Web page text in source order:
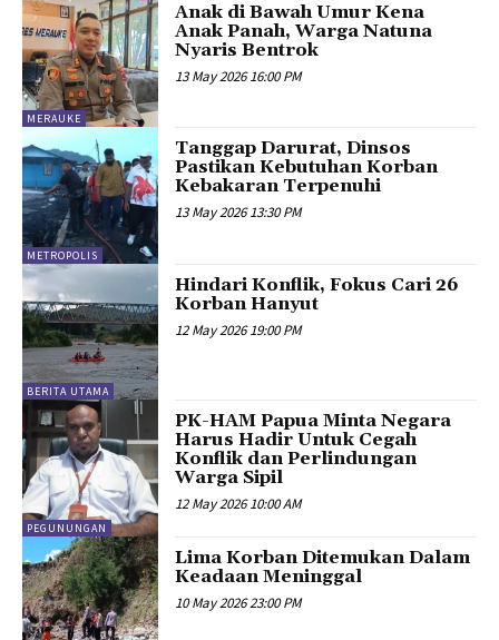
MERAUKE
Anak di Bawah Umur Kena
Anak Panah, Warga Natuna
Nyaris Bentrok
13 May 2026 16:00 PM
METROPOLIS
Tanggap Darurat, Dinsos
Pastikan Kebutuhan Korban
Kebakaran Terpenuhi
13 May 2026 13:30 PM
BERITA UTAMA
Hindari Konflik, Fokus Cari 26
Korban Hanyut
12 May 2026 19:00 PM
PEGUNUNGAN
PK-HAM Papua Minta Negara
Harus Hadir Untuk Cegah
Konflik dan Perlindungan
Warga Sipil
12 May 2026 10:00 AM
Lima Korban Ditemukan Dalam
Keadaan Meninggal
10 May 2026 23:00 PM